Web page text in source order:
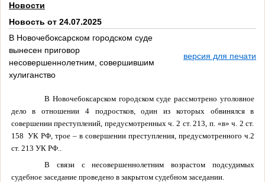
Новости
Новость от 24.07.2025
В Новочебоксарском городском суде
вынесен приговор
несовершеннолетним, совершившим
хулиганство
версия для печати
В Новочебоксарском городском суде рассмотрено уголовное
дело в отношении 4 подростков, один из которых обвинялся в
совершении преступлений, предусмотренных ч. 2 ст. 213, п. «в» ч. 2 ст.
158 УК РФ, трое – в совершении преступления, предусмотренного ч.2
ст. 213 УК РФ..
В связи с несовершеннолетним возрастом подсудимых
судебное заседание проведено в закрытом судебном заседании.